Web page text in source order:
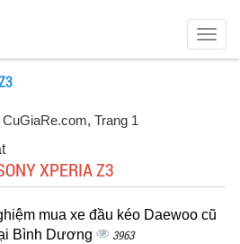
, Trang 1
XPERIA Z3
mua xe đầu kéo Daewoo cũ
Bình Dương
3963